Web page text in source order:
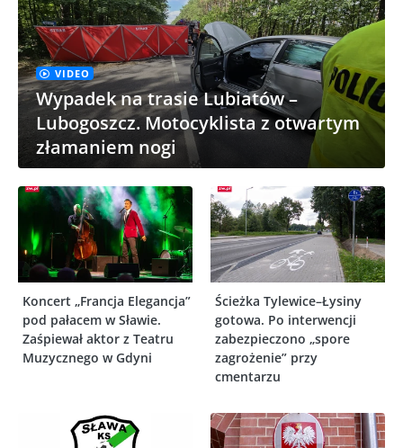
VIDEO
Wypadek na trasie Lubiatów –
Lubogoszcz. Motocyklista z otwartym
złamaniem nogi
Koncert „Francja Elegancja”
pod pałacem w Sławie.
Zaśpiewał aktor z Teatru
Muzycznego w Gdyni
Ścieżka Tylewice–Łysiny
gotowa. Po interwencji
zabezpieczono „spore
zagrożenie” przy
cmentarzu